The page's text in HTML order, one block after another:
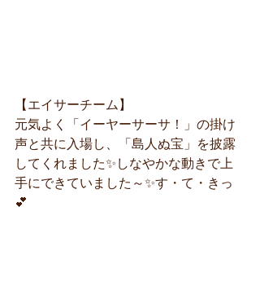
【エイサーチーム】
元気よく「イーヤーサーサ！」の掛け
声と共に入場し、「島人ぬ宝」を披露
してくれました✨しなやかな動きで上
手にできていました～✨す・て・きっ
💕